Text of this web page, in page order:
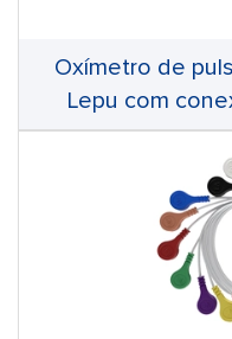
Oxímetro de
Lepu com